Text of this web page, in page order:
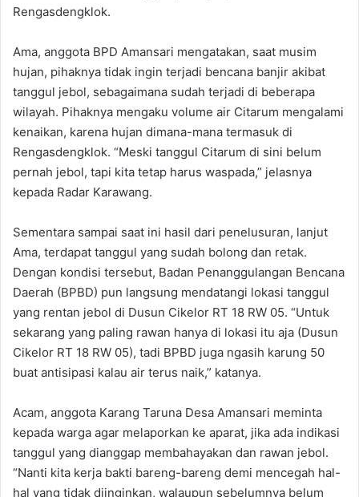
Rengasdengklok.
Ama, anggota BPD Amansari mengatakan, saat musim
hujan, pihaknya tidak ingin terjadi bencana banjir akibat
tanggul jebol, sebagaimana sudah terjadi di beberapa
wilayah. Pihaknya mengaku volume air Citarum mengalami
kenaikan, karena hujan dimana-mana termasuk di
Rengasdengklok. “Meski tanggul Citarum di sini belum
pernah jebol, tapi kita tetap harus waspada,” jelasnya
kepada Radar Karawang.
Sementara sampai saat ini hasil dari penelusuran, lanjut
Ama, terdapat tanggul yang sudah bolong dan retak.
Dengan kondisi tersebut, Badan Penanggulangan Bencana
Daerah (BPBD) pun langsung mendatangi lokasi tanggul
yang rentan jebol di Dusun Cikelor RT 18 RW 05. “Untuk
sekarang yang paling rawan hanya di lokasi itu aja (Dusun
Cikelor RT 18 RW 05), tadi BPBD juga ngasih karung 50
buat antisipasi kalau air terus naik,” katanya.
Acam, anggota Karang Taruna Desa Amansari meminta
kepada warga agar melaporkan ke aparat, jika ada indikasi
tanggul yang dianggap membahayakan dan rawan jebol.
“Nanti kita kerja bakti bareng-bareng demi mencegah hal-
hal yang tidak diinginkan, walaupun sebelumnya belum